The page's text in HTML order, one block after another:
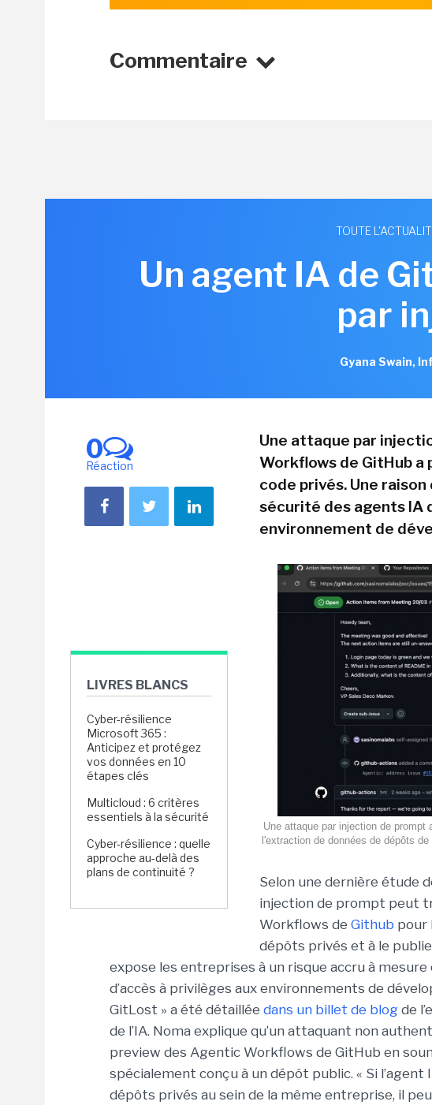
Commentaire
TOUTE
Un agent IA de
par
Gyana Swain,
0
Réaction
LIVRES BLANCS
Cyber-résilience
Microsoft 365 :
Anticipez et protégez
vos données en 10
étapes clés
Multicloud : 6 critères
essentiels à la sécurité
Cyber-résilience : quelle
approche au-delà des
plans de continuité ?
Une attaque par
Workflows de GitHub
code privés. Une
sécurité des agents IA
environnement de
Une attaque par injection de
l'extraction de données de dépôts
Selon une dernière étude
injection de prompt peut
Workflows de Github pour
dépôts privés et à le
expose les entreprises à un risque accru à
d’accès à privilèges aux environnements de
GitLost » a été détaillée dans un billet de blog de
de l’IA. Noma explique qu’un attaquant non
preview des Agentic Workflows de GitHub en
spécialement conçu à un dépôt public. « Si l’agent
dépôts privés au sein de la même entreprise, il